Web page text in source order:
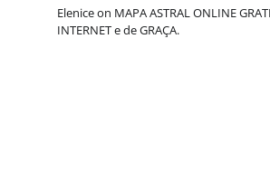
Eleniceon MAPA ASTRAL ONLINE
INTERNET e de GRAÇA.